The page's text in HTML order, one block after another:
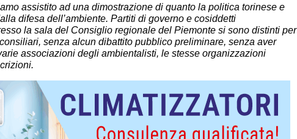
assistito ad una dimostrazione di quanto la politica torinese e
difesa dell’ambiente. Partiti di governo ecosiddetti
la sala del Consiglio regionale delPiemonte si sono distinti per
senza alcundibattito pubblico preliminare, senza aver
associazioni degli ambientalisti, le stesse organizzazioni